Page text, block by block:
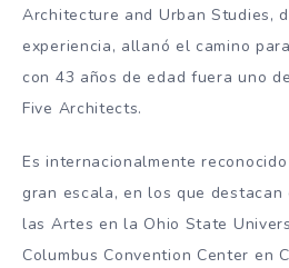
Architecture and Urban Studies,
experiencia, allanó el camino
con 43 años de edad fuera uno
Five Architects.
Es internacionalmente
gran escala, en los que
las Artes en la Ohio State
Columbus Convention Center en